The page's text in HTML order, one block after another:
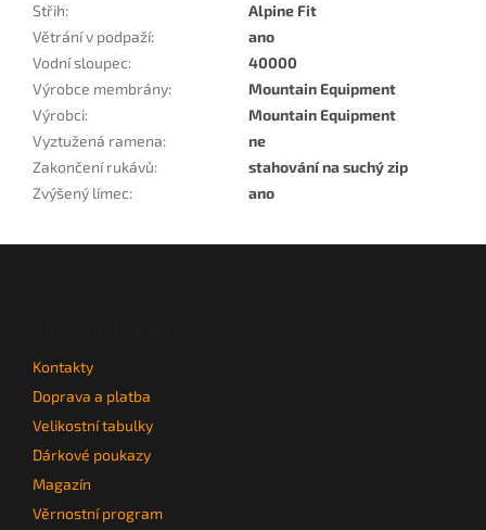
Střih:
Alpine Fit
Větrání v podpaží:
ano
Vodní sloupec:
40000
Výrobce membrány:
Mountain Equipment
Výrobci:
Mountain Equipment
Vyztužená ramena:
ne
Zakončení rukávů:
stahování na suchý zip
Zvýšený límec: ano
Kontakty
Doprava a platba
Velikostní tabulky
Dárkové poukazy
Magazín
Věrnostní program